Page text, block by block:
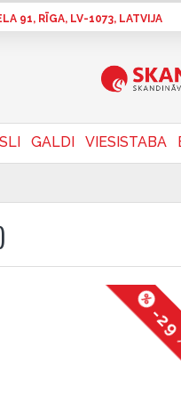
91, RĪGA, LV-1073, LATVIJA
GALDI VIESISTABA
-